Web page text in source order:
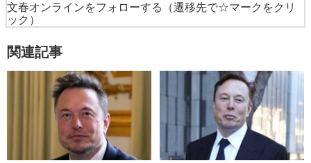
文春オンラインをフォローする
（遷移先で☆マークをクリ
ック）
関連記事